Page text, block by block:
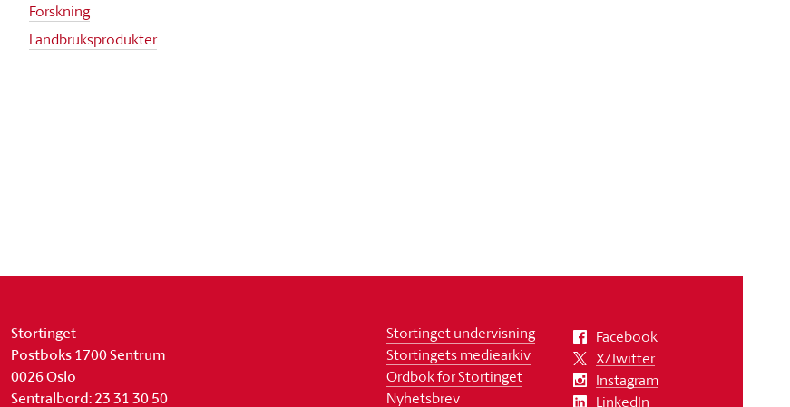
Forskning
Landbruksprodukter
Stortinget
Postboks 1700 Sentrum
0026 Oslo
Sentralbord: 23 31 30 50
Stortinget undervisning
Stortingets mediearkiv
Ordbok for Stortinget
Nyhetsbrev
Facebook
X/Twitter
Instagram
LinkedIn